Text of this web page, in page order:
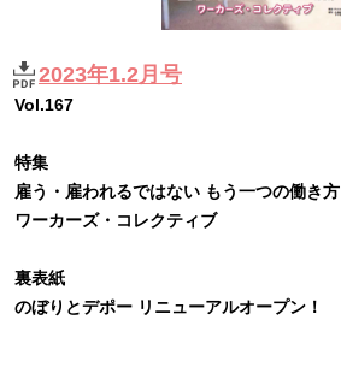
2023年1.2月号
Vol.167
特集
雇う・雇われるではない もう一つの働き方
ワーカーズ・コレクティブ
裏表紙
のぼりとデポー リニューアルオープン！